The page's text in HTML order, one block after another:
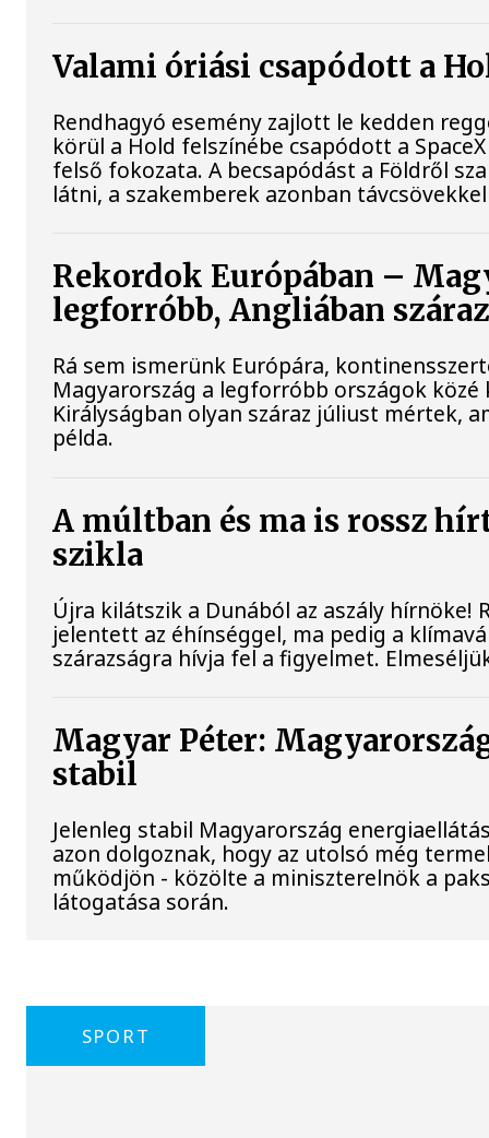
Valami óriási csapódott a
Rendhagyó esemény zajlott le kedden
körül a Hold felszínébe csapódott a
felső fokozata. A becsapódást a Földről
látni, a szakemberek azonban
Rekordok Európában –
legforróbb, Angliában
Rá sem ismerünk Európára,
Magyarország a legforróbb országok
Királyságban olyan száraz júliust mértek,
példa.
A múltban és ma is rossz
szikla
Újra kilátszik a Dunából az aszály hírnöke!
jelentett az éhínséggel, ma pedig a
szárazságra hívja fel a figyelmet.
Magyar Péter:
stabil
Jelenleg stabil Magyarország
azon dolgoznak, hogy az utolsó még
működjön - közölte a miniszterelnök a
látogatása során.
SPORT